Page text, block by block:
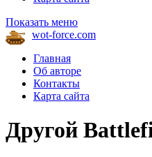
Показать меню
wot-force.com
Главная
Об авторе
Контакты
Карта сайта
Другой